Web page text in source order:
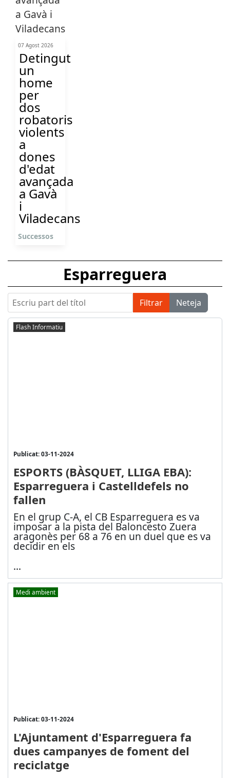
07 Agost 2026
Detingut
un
home
per
dos
robatoris
violents
a
dones
d'edat
avançada
a Gavà
i
Viladecans
Successos
Esparreguera
Escriu part del títol Filtrar Neteja
Flash Informatiu
Publicat: 03-11-2024
ESPORTS (BÀSQUET, LLIGA EBA):
Esparreguera i Castelldefels no
fallen
En el grup C-A, el CB Esparreguera es va
imposar a la pista del Baloncesto Zuera
aragonès per 68 a 76 en un duel que es va
decidir en els
...
Medi ambient
Publicat: 03-11-2024
L'Ajuntament d'Esparreguera fa
dues campanyes de foment del
reciclatge